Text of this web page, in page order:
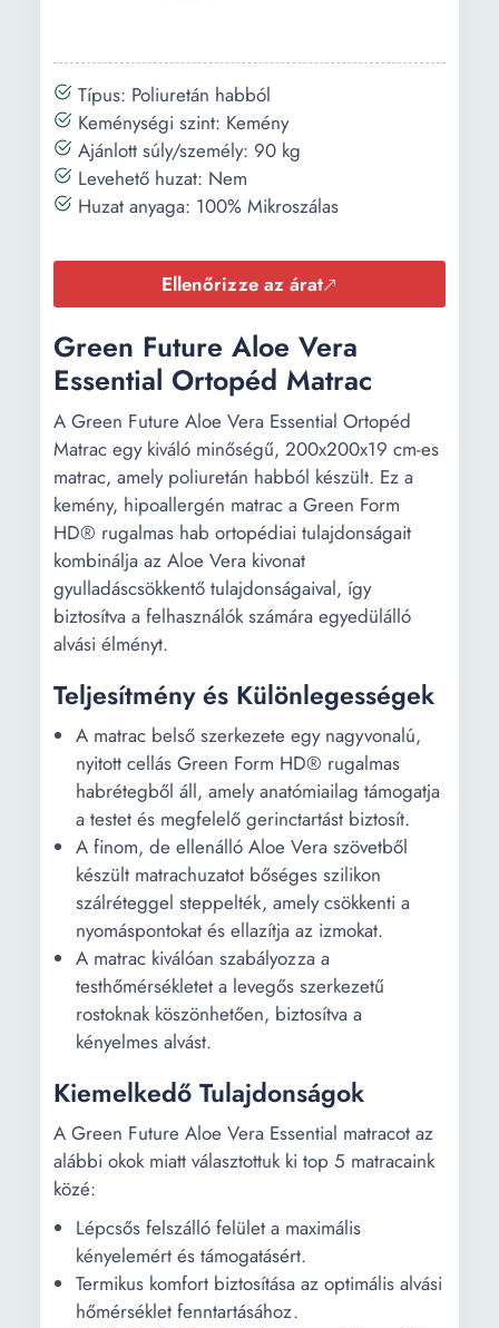
Típus: Poliuretán habból
Keménységi szint: Kemény
Ajánlott súly/személy: 90 kg
Levehető huzat: Nem
Huzat anyaga: 100% Mikroszálas
Ellenőrizze az árat
Green Future Aloe Vera
Essential Ortopéd Matrac
A Green Future Aloe Vera Essential Ortopéd
Matrac egy kiváló minőségű, 200x200x19 cm-es
matrac, amely poliuretán habból készült. Ez a
kemény, hipoallergén matrac a Green Form
HD® rugalmas hab ortopédiai tulajdonságait
kombinálja az Aloe Vera kivonat
gyulladáscsökkentő tulajdonságaival, így
biztosítva a felhasználók számára egyedülálló
alvási élményt.
Teljesítmény és Különlegességek
A matrac belső szerkezete egy nagyvonalú,
nyitott cellás Green Form HD® rugalmas
habrétegből áll, amely anatómiailag támogatja
a testet és megfelelő gerinctartást biztosít.
A finom, de ellenálló Aloe Vera szövetből
készült matrachuzatot bőséges szilikon
szálréteggel steppelték, amely csökkenti a
nyomáspontokat és ellazítja az izmokat.
A matrac kiválóan szabályozza a
testhőmérsékletet a levegős szerkezetű
rostoknak köszönhetően, biztosítva a
kényelmes alvást.
Kiemelkedő Tulajdonságok
A Green Future Aloe Vera Essential matracot az
alábbi okok miatt választottuk ki top 5 matracaink
közé:
Lépcsős felszálló felület a maximális
kényelemért és támogatásért.
Termikus komfort biztosítása az optimális alvási
hőmérséklet fenntartásához.